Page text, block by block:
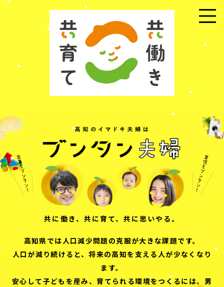
共に働き、共に育て、共に思いやる。
高知県では人口減少問題の克服が大きな課題です。
人口が減り続けると、将来の高知を支える人が少なくなり
ます。
安心して子どもを産み、育てられる環境をつくるには、男